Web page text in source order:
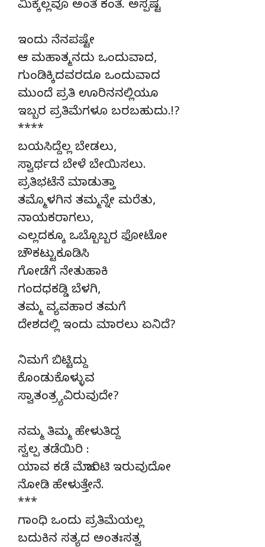
ಮಿಕ್ಕೆಲ್ಲವೂ ಅಂತೆ ಕಂತೆ. ಅಸ್ಪಷ್ಟ
ಇಂದು ನೆನಪಷ್ಟೇ
ಆ ಮಹಾತ್ಮನದು ಒಂದುವಾದ,
ಗುಂಡಿಕ್ಕಿದವರದೂ ಒಂದುವಾದ
ಮುಂದೆ ಪ್ರತಿ ಊರಿನನಲ್ಲಿಯೂ
ಇಬ್ಬರ ಪ್ರತಿಮೆಗಳೂ ಬರಬಹುದು.!?
****
ಬಯಸಿದ್ದೆಲ್ಲ ಬೇಡಲು,
ಸ್ವಾರ್ಥದ ಬೇಳೆ ಬೇಯಿಸಲು.
ಪ್ರತಿಭಟೆನೆ ಮಾಡುತ್ತಾ
ತಮ್ಮೊಳಗಿನ ತಮ್ಮನ್ನೇ ಮರೆತು,
ನಾಯಕರಾಗಲು,
ಎಲ್ಲದಕ್ಕೂ ಒಬ್ಬೊಬ್ಬರ ಫೋಟೋ
ಚೌಕಟ್ಟುಕೂಡಿಸಿ
ಗೋಡೆಗೆ ನೇತುಹಾಕಿ
ಗಂದಧಕಡ್ಡಿ ಬೆಳಗಿ,
ತಮ್ಮ ವ್ಯವಹಾರ ತಮಗೆ
ದೇಶದಲ್ಲಿ ಇಂದು ಮಾರಲು ಏನಿದೆ?
ನಿಮಗೆ ಬಿಟ್ಟಿದ್ದು
ಕೊಂಡುಕೊಳ್ಳುವ
ಸ್ವಾತಂತ್ರ್ಯವಿರುವುದೇ?
ನಮ್ಮ ತಿಮ್ಮ ಹೇಳುತಿದ್ದ
ಸ್ವಲ್ಪ ತಡೆಯಿರಿ :
ಯಾವ ಕಡೆ ಮೆಜಾರಿಟಿ ಇರುವುದೋ
ನೋಡಿ ಹೇಳುತ್ತೇನೆ.
***
ಗಾಂಧಿ ಒಂದು ಪ್ರತಿಮೆಯಲ್ಲ
ಬದುಕಿನ ಸತ್ಯದ ಅಂತಃಸತ್ವ